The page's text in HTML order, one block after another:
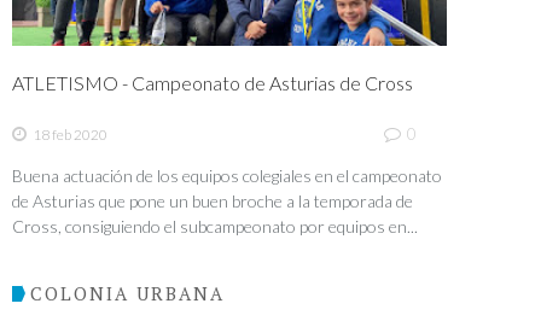
ATLETISMO - Campeonato de Asturias de Cross
18 feb 2020 0
Buena actuación de los equipos colegiales en el campeonato
de Asturias que pone un buen broche a la temporada de
Cross, consiguiendo el subcampeonato por equipos en...
COLONIA URBANA